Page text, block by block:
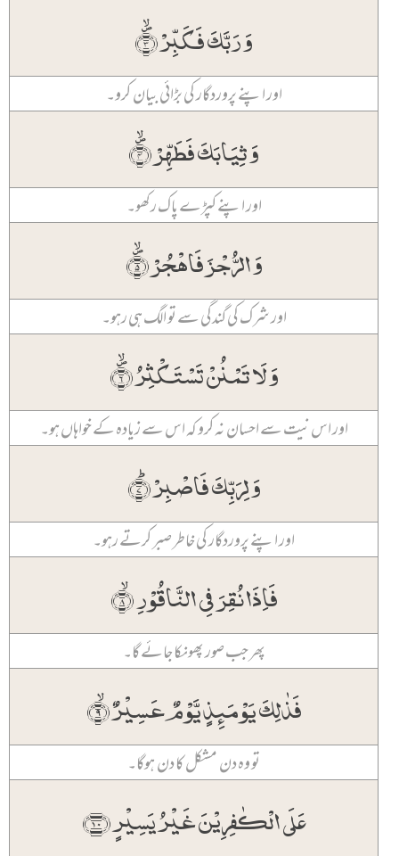
وَ رَبَّکَ فَکَبِّرۡ ۪﴿ۙ۳﴾
اور اپنے پروردگار کی بڑائی بیان کرو۔
وَ ثِیَابَکَ فَطَہِّرۡ ۪﴿ۙ۴﴾
اور اپنے کپڑے پاک رکھو۔
وَ الرُّجۡزَ فَاہۡجُرۡ ۪﴿ۙ۵﴾
اور شرک کی گندگی سے تو الگ ہی رہو۔
وَ لَا تَمۡنُنۡ تَسۡتَکۡثِرُ ۪﴿ۙ۶﴾
اور اس نیت سے احسان نہ کرو کہ اس سے زیادہ کے خواہاں ہو۔
وَ لِرَبِّکَ فَاصۡبِرۡ ؕ﴿۷﴾
اور اپنے پروردگار کی خاطر صبر کرتے رہو۔
فَاِذَا نُقِرَ فِی النَّاقُوۡرِ ۙ﴿۸﴾
پھر جب صور پھونکا جائے گا۔
فَذٰلِکَ یَوۡمَئِذٍ یَّوۡمٌ عَسِیۡرٌ ۙ﴿۹﴾
تو وہ دن مشکل کا دن ہوگا۔
عَلَی الۡکٰفِرِیۡنَ غَیۡرُ یَسِیۡرٍ ﴿۱۰﴾